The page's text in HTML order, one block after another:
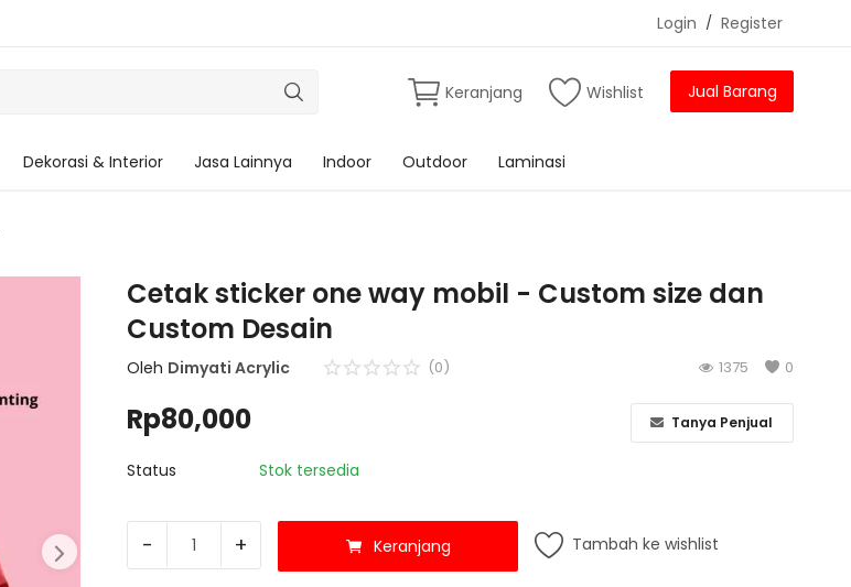
Login / Register
Keranjang Wishlist Jual Barang
Dekorasi & Interior Jasa Lainnya Indoor Outdoor Laminasi
Cetak sticker one way mobil - Custom size dan
Custom Desain
Oleh Dimyati Acrylic (0) 0
1375
Rp80,000 Tanya Penjual
Status Stok tersedia
- + Keranjang Tambah ke wishlist